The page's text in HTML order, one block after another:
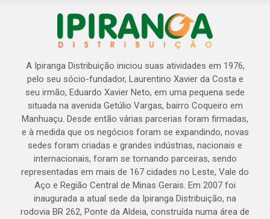
A Ipiranga Distribuição iniciou suas atividades em 1976,
pelo seu sócio-fundador, Laurentino Xavier da Costa e
seu irmão, Eduardo Xavier Neto, em uma pequena sede
situada na avenida Getúlio Vargas, bairro Coqueiro em
Manhuaçu. Desde então várias parcerias foram firmadas,
e à medida que os negócios foram se expandindo, novas
sedes foram criadas e grandes indústrias, nacionais e
internacionais, foram se tornando parceiras, sendo
representadas em mais de 167 cidades no Leste, Vale do
Aço e Região Central de Minas Gerais. Em 2007 foi
inaugurada a atual sede da Ipiranga Distribuição, na
rodovia BR 262, Ponte da Aldeia, construída numa área de